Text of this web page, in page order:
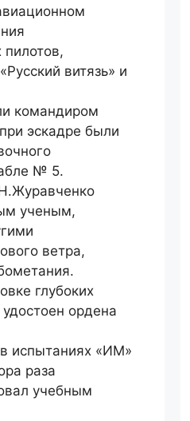
витязь» и
командиром
эскадре были
№ 5.
ученым,
ветра,
глубоких
ордена
испытаниях «ИМ»
раза
учебным